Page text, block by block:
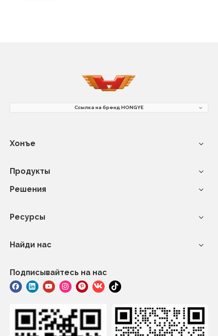
Ссылка на бренд HONGYE
Хонъе
Продукты
Решения
Ресурсы
Найди нас
Подписывайтесь на нас